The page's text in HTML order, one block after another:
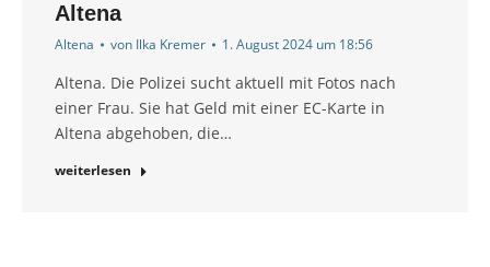
Altena
Altena von Ilka Kremer 1. August 2024 um 18:56
Altena. Die Polizei sucht aktuell mit Fotos nach
einer Frau. Sie hat Geld mit einer EC-Karte in
Altena abgehoben, die…
weiterlesen